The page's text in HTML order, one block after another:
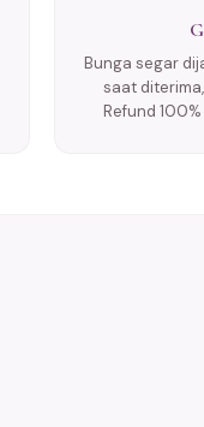
Bunga segar
saat
Refund